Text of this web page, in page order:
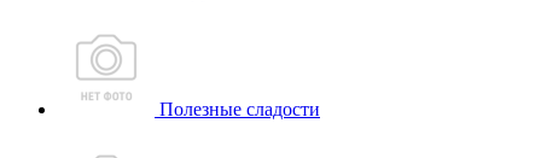
Полезные сладости